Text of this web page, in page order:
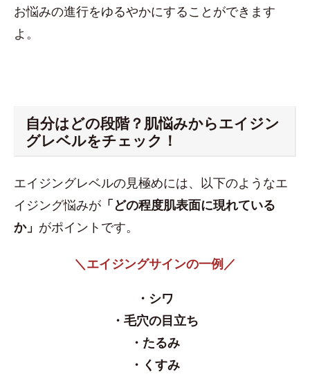
お悩みの進行をゆるやかにすることができます
よ。
自分はどの段階？​肌悩みからエイジン
グレベルをチェック！
エイジングレベルの見極めには、以下のようなエ
イジング悩みが 「どの程度肌表面に現れている
か」 がポイントです。
＼エイジングサインの一例／
・シワ
・毛穴の目立ち
・たるみ
・くすみ